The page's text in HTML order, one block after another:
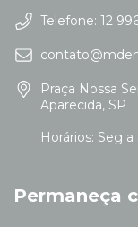
Telefone: 12
Praça Nossa
Aparecida, SP
Permaneça